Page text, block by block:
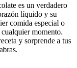
es un verdadero
líquido y su
comida especial o
momento.
y sorprende a tus